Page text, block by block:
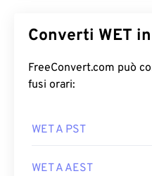
Converti WET
FreeConvert.com può
fusi orari:
WET A PST
WET A AEST